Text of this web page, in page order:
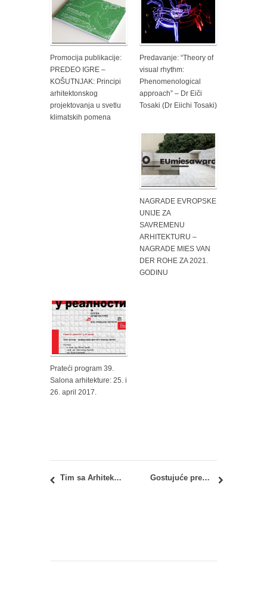
Promocija publikacije:
PREDEO IGRE –
KOŠUTNJAK: Principi
arhitektonskog
projektovanja u svetlu
klimatskih pomena
Predavanje: “Theory of
visual rhythm:
Phenomenological
approach” – Dr Eiči
Tosaki (Dr Eiichi Tosaki)
NAGRADE EVROPSKE
UNIJE ZA
SAVREMENU
ARHITEKTURU –
NAGRADE MIES VAN
DER ROHE ZA 2021.
GODINU
Prateći program 39.
Salona arhitekture: 25. i
26. april 2017.
Tim sa Arhitektonskog fakulteta na prekograničnom sastanku stejkholdera u Novoj Moldavi u Rumuniji, 30-31.03.2022. Gostujuće predavanje: Model arhitekture u doba veštačke inteligencije – Umetnost prihvatanja apstraktnog